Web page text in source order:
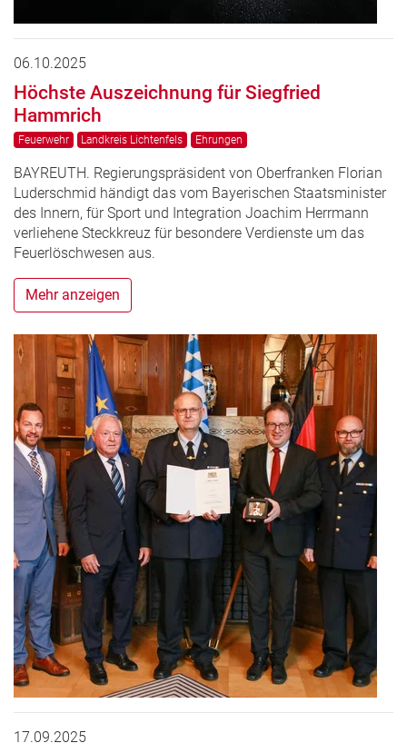
06.10.2025
Höchste Auszeichnung für Siegfried
Hammrich
Feuerwehr Landkreis Lichtenfels Ehrungen
BAYREUTH. Regierungspräsident von Oberfranken Florian
Luderschmid händigt das vom Bayerischen Staatsminister
des Innern, für Sport und Integration Joachim Herrmann
verliehene Steckkreuz für besondere Verdienste um das
Feuerlöschwesen aus.
Mehr anzeigen
17.09.2025